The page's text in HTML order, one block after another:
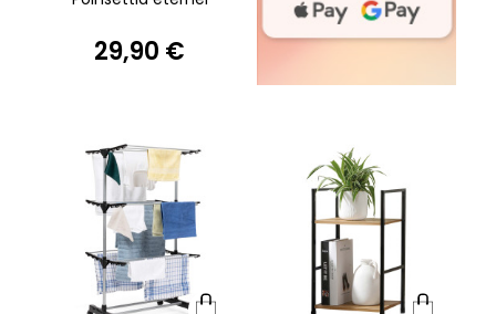
29,90 €